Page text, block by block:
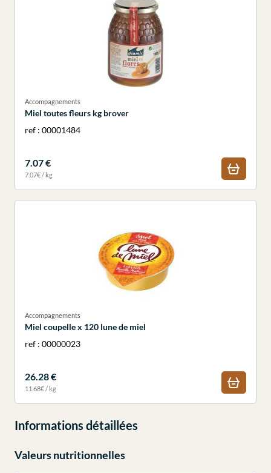
Accompagnements
Miel toutes fleurs kg brover
ref : 00001484
7.07 €
7.07€ / kg
Accompagnements
Miel coupelle x 120 lune de miel
ref : 00000023
26.28 €
11.68€ / kg
Informations détaillées
Valeurs nutritionnelles